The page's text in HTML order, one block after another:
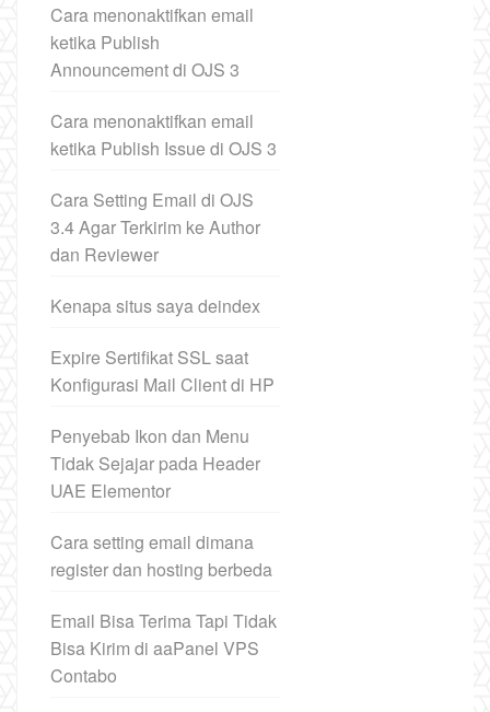
Cara menonaktifkan email
ketika Publish
Announcement di OJS 3
Cara menonaktifkan email
ketika Publish Issue di OJS 3
Cara Setting Email di OJS
3.4 Agar Terkirim ke Author
dan Reviewer
Kenapa situs saya deindex
Expire Sertifikat SSL saat
Konfigurasi Mail Client di HP
Penyebab Ikon dan Menu
Tidak Sejajar pada Header
UAE Elementor
Cara setting email dimana
register dan hosting berbeda
Email Bisa Terima Tapi Tidak
Bisa Kirim di aaPanel VPS
Contabo